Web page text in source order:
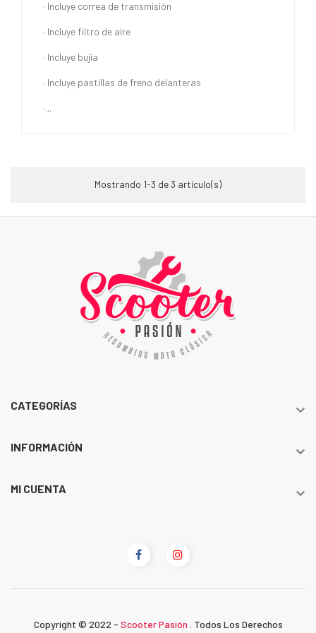
· Incluye correa de transmisión
· Incluye filtro de aire
· Incluye bujía
· Incluye pastillas de freno delanteras
·...
Mostrando 1-3 de 3 artículo(s)
CATEGORÍAS 
INFORMACIÓN 
MI CUENTA 
Copyright © 2022 - Scooter Pasión
. Todos Los Derechos